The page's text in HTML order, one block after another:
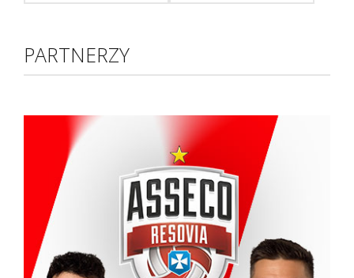
PARTNERZY